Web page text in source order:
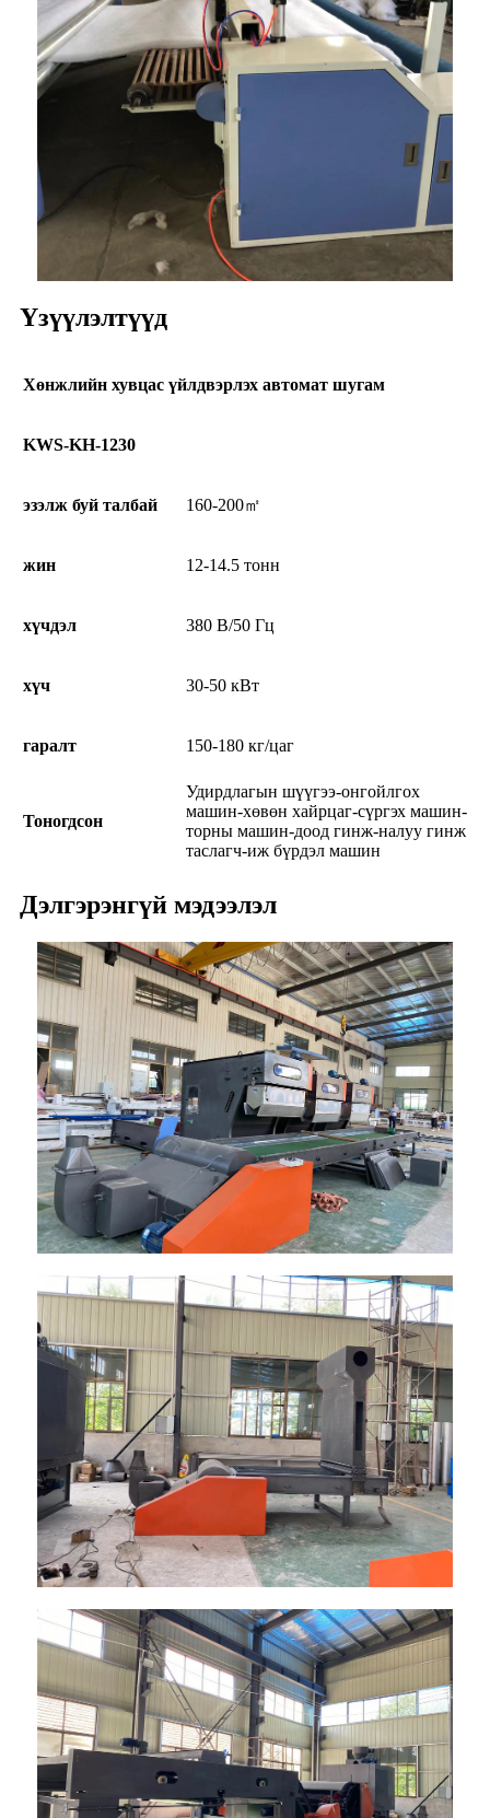
Үзүүлэлтүүд
Хөнжлийн хувцас үйлдвэрлэх автомат шугам
KWS-KH-1230
эзэлж буй талбай 160-200㎡
жин 12-14.5 тонн
хүчдэл 380 В/50 Гц
хүч 30-50 кВт
гаралт 150-180 кг/цаг
Тоногдсон
Удирдлагын шүүгээ-онгойлгох
машин-хөвөн хайрцаг-сүргэх машин-
торны машин-доод гинж-налуу гинж
таслагч-иж бүрдэл машин
Дэлгэрэнгүй мэдээлэл